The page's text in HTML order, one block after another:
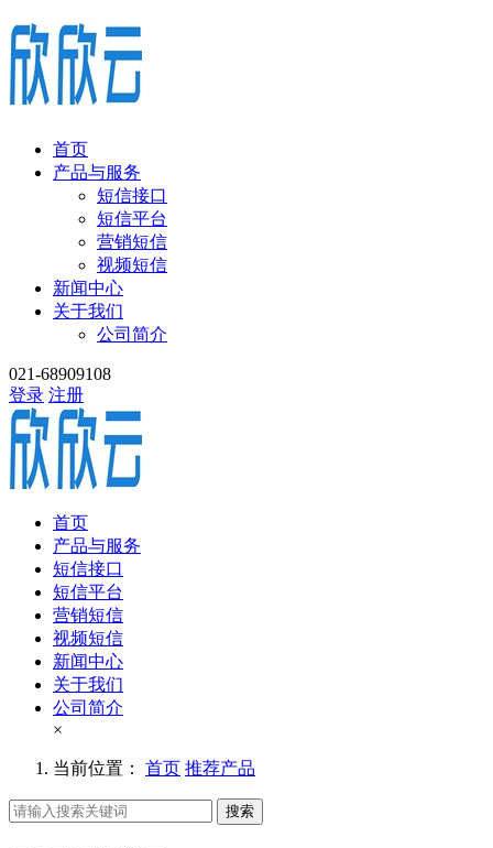
首页
产品与服务
短信接口
短信平台
营销短信
视频短信
新闻中心
关于我们
公司简介
021-68909108
登录 注册
首页
产品与服务
短信接口
短信平台
营销短信
视频短信
新闻中心
关于我们
公司简介
×
当前位置： 首页 推荐产品
搜索